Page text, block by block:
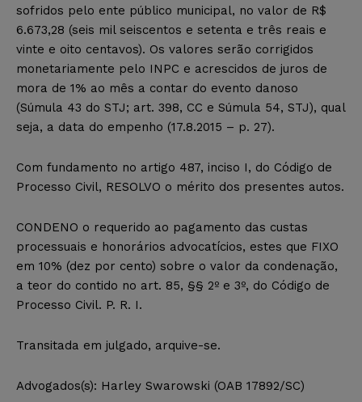
sofridos pelo ente público municipal, no valor de R$
6.673,28 (seis mil seiscentos e setenta e três reais e
vinte e oito centavos). Os valores serão corrigidos
monetariamente pelo INPC e acrescidos de juros de
mora de 1% ao mês a contar do evento danoso
(Súmula 43 do STJ; art. 398, CC e Súmula 54, STJ), qual
seja, a data do empenho (17.8.2015 – p. 27).
Com fundamento no artigo 487, inciso I, do Código de
Processo Civil, RESOLVO o mérito dos presentes autos.
CONDENO o requerido ao pagamento das custas
processuais e honorários advocatícios, estes que FIXO
em 10% (dez por cento) sobre o valor da condenação,
a teor do contido no art. 85, §§ 2º e 3º, do Código de
Processo Civil. P. R. I.
Transitada em julgado, arquive-se.
Advogados(s): Harley Swarowski (OAB 17892/SC)